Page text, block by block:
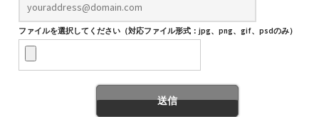
ファイルを選択してください（対応ファイル形式：jpg、png、gif、psdのみ）